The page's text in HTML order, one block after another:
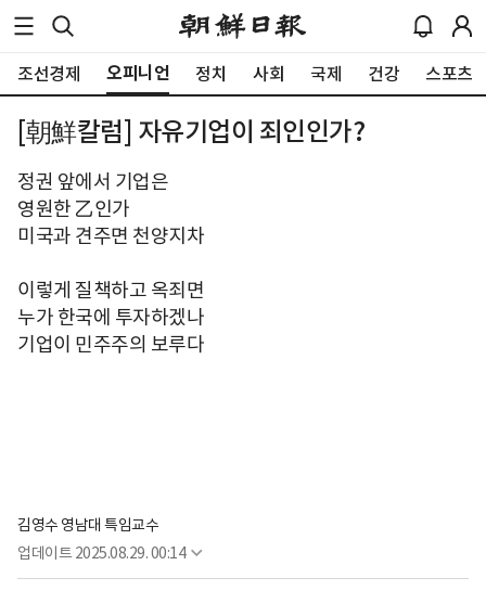
조선경제 오피니언 정치 사회 국제 건강 스포츠
[朝鮮칼럼] 자유기업이 죄인인가?
정권 앞에서 기업은
영원한 乙인가
미국과 견주면 천양지차
이렇게 질책하고 옥죄면
누가 한국에 투자하겠나
기업이 민주주의 보루다
김영수 영남대 특임교수
업데이트 2025.08.29. 00:14